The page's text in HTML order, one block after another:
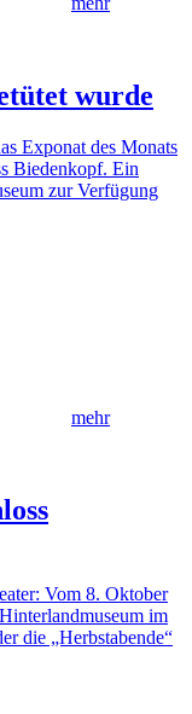
wurde
Exponat des Monats
Biedenkopf. Ein
zur Verfügung
mehr
Vom 8. Oktober
im
die „Herbstabende“